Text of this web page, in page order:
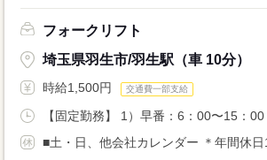
フォークリフト
埼玉県羽生市/羽生駅（車 10分）
時給1,500円 交通費一部支給
【固定勤務】 1）早番：6：00〜15：00
■土・日、他会社カレンダー ＊年間休日